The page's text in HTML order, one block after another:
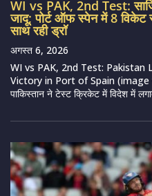
WI vs PAK, 2nd Test:
जादू; पोर्ट ऑफ स्पेन में 8 विकेट
साथ रही ड्रॉ
अगस्त 6, 2026
WI vs PAK, 2nd Test:
Victory in Port of Spain (image
पाकिस्तान ने टेस्ट क्रिकेट में विदेश में